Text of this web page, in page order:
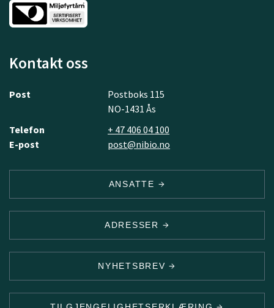
Kontakt oss
Post
Postboks 115
NO-1431 Ås
Telefon
+ 47 406 04 100
E-post
post@nibio.no
ANSATTE
ADRESSER
NYHETSBREV